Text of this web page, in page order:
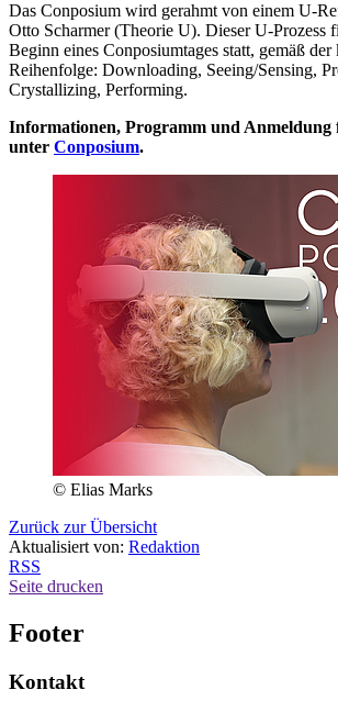
Das Conposium wird gerahmt von einem U-
Otto Scharmer (Theorie U). Dieser U-Prozess
Beginn eines Conposiumtages statt, gemäß
Reihenfolge: Downloading, Seeing/Sensing,
Crystallizing, Performing.
Informationen, Programm und Anmeldung
unter Conposium.
© Elias Marks
Zurück zur Übersicht
Aktualisiert von: Redaktion
RSS
Seite drucken
Footer
Kontakt